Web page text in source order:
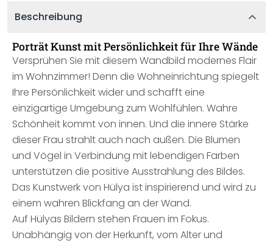
Beschreibung
Porträt Kunst mit Persönlichkeit für Ihre Wände
Versprühen Sie mit diesem Wandbild modernes Flair
im Wohnzimmer! Denn die Wohneinrichtung spiegelt
Ihre Persönlichkeit wider und schafft eine
einzigartige Umgebung zum Wohlfühlen. Wahre
Schönheit kommt von innen. Und die innere Stärke
dieser Frau strahlt auch nach außen. Die Blumen
und Vögel in Verbindung mit lebendigen Farben
unterstützen die positive Ausstrahlung des Bildes.
Das Kunstwerk von Hülya ist inspirierend und wird zu
einem wahren Blickfang an der Wand.
Auf Hülyas Bildern stehen Frauen im Fokus.
Unabhängig von der Herkunft, vom Alter und